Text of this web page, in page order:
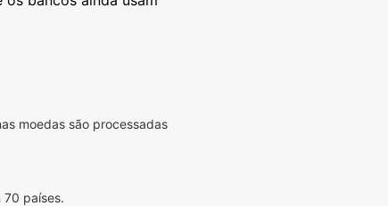
moedas são processadas
países.